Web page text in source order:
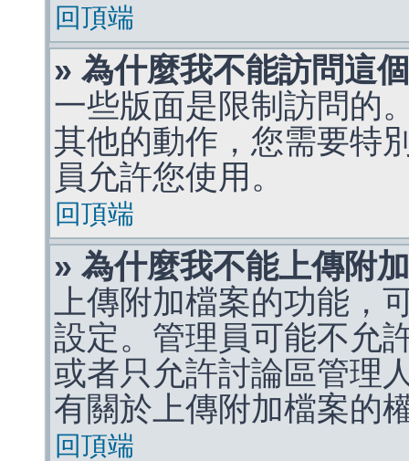
回頂端
» 為什麼我不能訪問這
一些版面是限制訪問的
其他的動作，您需要特
員允許您使用。
回頂端
» 為什麼我不能上傳附
上傳附加檔案的功能，
設定。管理員可能不允
或者只允許討論區管理
有關於上傳附加檔案的
回頂端